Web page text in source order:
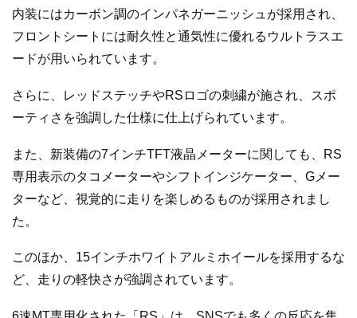
内装にはカーボン調のインパネガーニッシュが採用され、
フロントシートには耐久性と通気性に優れるウルトラスエ
ードが用いられています。
さらに、レッドステッチやRSロゴの刺繍が施され、スポ
ーティさを強調した仕様に仕上げられています。
また、新装備の7インチTFT液晶メーターに関しても、RS
専用表示のタコメーターやシフトインジケーター、Gメー
ターなど、視覚的に走りを楽しめるものが採用されまし
た。
このほか、15インチホワイトアルミホイールを採用するな
ど、走りの軽快さが強調されています。